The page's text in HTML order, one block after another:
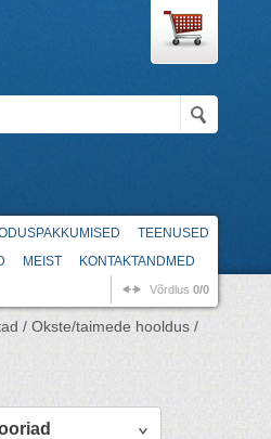
TEENUSED
MEIST KONTAKTANDMED
Võrdlus 0/0
/ Okste/taimede hooldus /